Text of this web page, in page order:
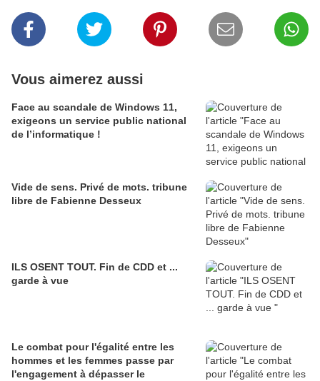
Vous aimerez aussi
Face au scandale de Windows 11,
exigeons un service public national
de l’informatique !
Vide de sens. Privé de mots. tribune
libre de Fabienne Desseux
ILS OSENT TOUT. Fin de CDD et ...
garde à vue
Le combat pour l'égalité entre les
hommes et les femmes passe par
l'engagement à dépasser le